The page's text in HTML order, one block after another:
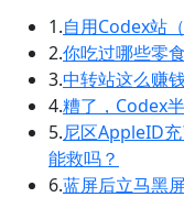
1.自用Codex站
2.你吃过哪些零
3.中转站这么赚
4.糟了，Codex
5.尼区AppleID
能救吗？
6.蓝屏后立马黑